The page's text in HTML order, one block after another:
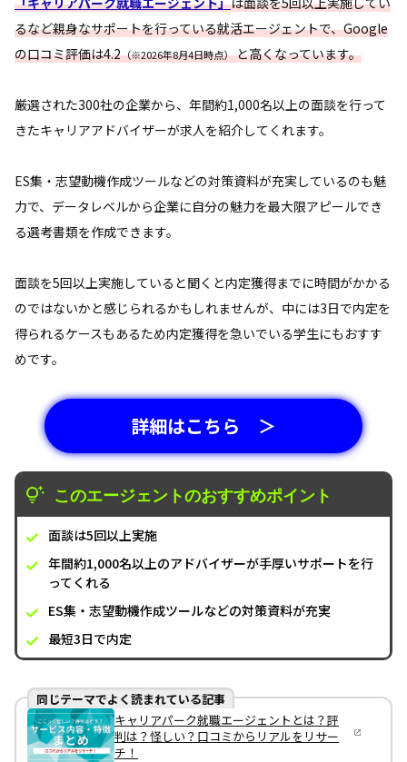
るなど親身なサポートを行っている就活エージェントで、Google
の口コミ評価は4.2（※2026年8月4日時点）と高くなっています。
厳選された300社の企業から、年間約1,000名以上の面談を行って
きたキャリアアドバイザーが求人を紹介してくれます。
ES集・志望動機作成ツールなどの対策資料が充実しているのも魅
力で、データレベルから企業に自分の魅力を最大限アピールでき
る選考書類を作成できます。
面談を5回以上実施していると聞くと内定獲得までに時間がかかる
のではないかと感じられるかもしれませんが、中には3日で内定を
得られるケースもあるため内定獲得を急いでいる学生にもおすす
めです。
詳細はこちら ＞
このエージェントのおすすめポイント
面談は5回以上実施
年間約1,000名以上のアドバイザーが手厚いサポートを行
ってくれる
ES集・志望動機作成ツールなどの対策資料が充実
最短3日で内定
同じテーマでよく読まれている記事
キャリアパーク就職エージェントとは？評
判は？怪しい？口コミからリアルをリサー
チ！